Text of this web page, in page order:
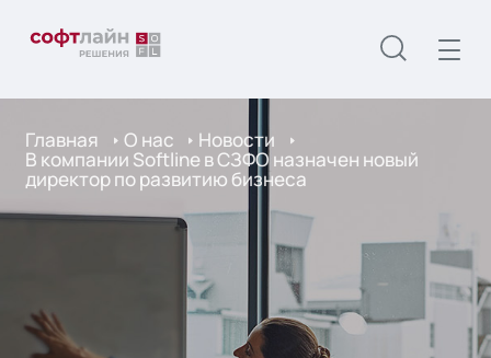
Главная О нас Новости
В компании Softline в СЗФО назначен новый
директор по развитию бизнеса